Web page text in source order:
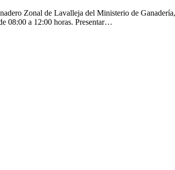
Zonal de Lavalleja del Ministerio de
08:00 a 12:00 horas. Presentar…